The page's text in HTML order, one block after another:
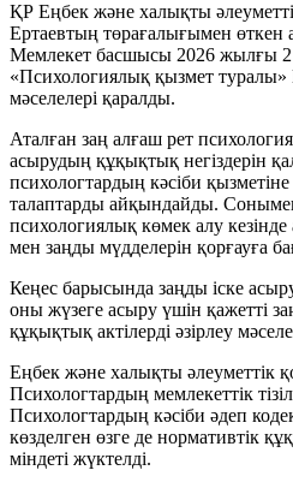
ҚР Еңбек және халықты
Ертаевтың төрағалығымен өткен
Мемлекет басшысы 2026 жылғы 2
«Психологиялық қызмет
мәселелері қаралды.
Аталған заң алғаш рет
асырудың құқықтық негіздерін
психологтардың кәсіби
талаптарды айқындайды.
психологиялық көмек алу
мен заңды мүдделерін қорғауға
Кеңес барысында заңды іске
оны жүзеге асыру үшін қажетті
құқықтық актілерді әзірлеу
Еңбек және халықты әлеуметтік
Психологтардың мемлекеттік
Психологтардың кәсіби әдеп
көзделген өзге де нормативтік
міндеті жүктелді.